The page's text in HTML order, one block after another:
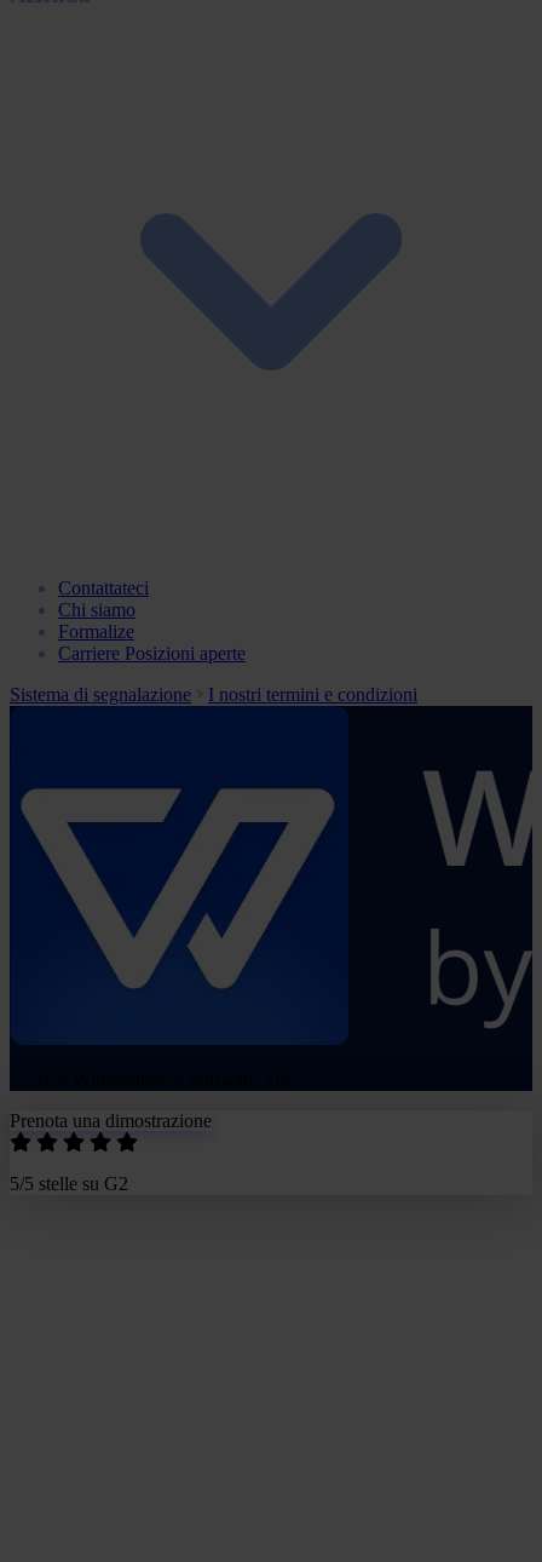
Contattateci
Chi siamo
Formalize
Carriere Posizioni aperte
Sistema di segnalazione
I nostri termini e condizioni
Prenota una dimostrazione
5/5 stelle su G2